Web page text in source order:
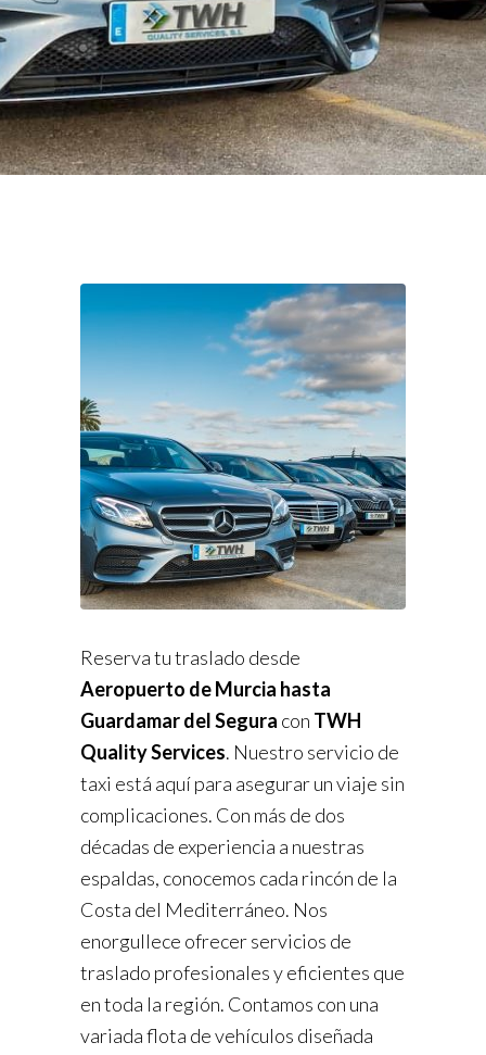
Reserva tu traslado desde
Aeropuerto de Murcia hasta
Guardamar del Segura con TWH
Quality Services. Nuestro servicio de
taxi está aquí para asegurar un viaje sin
complicaciones. Con más de dos
décadas de experiencia a nuestras
espaldas, conocemos cada rincón de la
Costa del Mediterráneo. Nos
enorgullece ofrecer servicios de
traslado profesionales y eficientes que
en toda la región. Contamos con una
variada flota de vehículos diseñada